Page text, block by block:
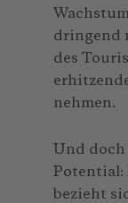
dringend
des
nehmen.
Und
bezieht